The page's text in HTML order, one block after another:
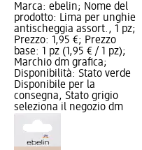
Marca: ebelin; Nome del
prodotto: Lima per unghie
antischeggia assort., 1 pz;
Prezzo: 1,95 €; Prezzo
base: 1 pz (1,95 € / 1 pz);
Marchio dm grafica;
Disponibilità: Stato verde
Disponibile per la
consegna, Stato grigio
seleziona il negozio dm